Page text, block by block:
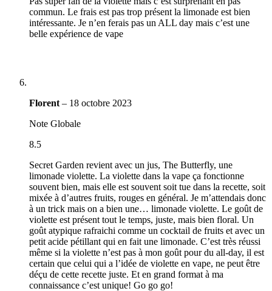
commun. Le frais est pas trop présent la limonade est bien
intéressante. Je n’en ferais pas un ALL day mais c’est une
belle expérience de vape
Florent – 18 octobre 2023
Note Globale
8.5
Secret Garden revient avec un jus, The Butterfly, une
limonade violette. La violette dans la vape ça fonctionne
souvent bien, mais elle est souvent soit tue dans la recette, soit
mixée à d’autres fruits, rouges en général. Je m’attendais donc
à un trick mais on a bien une… limonade violette. Le goût de
violette est présent tout le temps, juste, mais bien floral. Un
goût atypique rafraichi comme un cocktail de fruits et avec un
petit acide pétillant qui en fait une limonade. C’est très réussi
même si la violette n’est pas à mon goût pour du all-day, il est
certain que celui qui a l’idée de violette en vape, ne peut être
déçu de cette recette juste. Et en grand format à ma
connaissance c’est unique! Go go go!